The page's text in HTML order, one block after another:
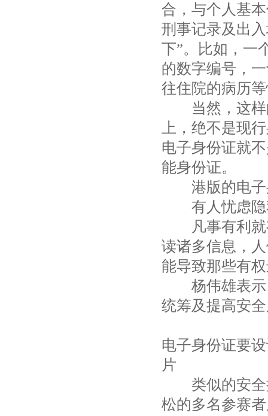
合，与个人基
刑事记录及出
下”。比如，一
的数字编号，
往住院的病历
当然，这样
上，绝不是现
电子身份证就
能身份证。
港版的电子
有人忧虑隐
凡事有利就
读诸多信息，
能导致那些有
杨伟雄表示
统筹及提高安
电子身份证要
片
类似的安全
松的多名参赛